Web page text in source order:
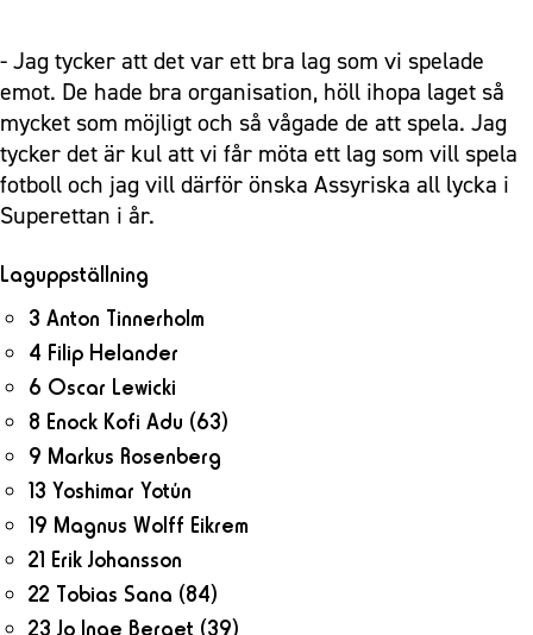
- Jag tycker att det var ett bra lag som vi spelade
emot. De hade bra organisation, höll ihopa laget så
mycket som möjligt och så vågade de att spela. Jag
tycker det är kul att vi får möta ett lag som vill spela
fotboll och jag vill därför önska Assyriska all lycka i
Superettan i år.
Laguppställning
3 Anton Tinnerholm
4 Filip Helander
6 Oscar Lewicki
8 Enock Kofi Adu (63)
9 Markus Rosenberg
13 Yoshimar Yotún
19 Magnus Wolff Eikrem
21 Erik Johansson
22 Tobias Sana (84)
23 Jo Inge Berget (39)